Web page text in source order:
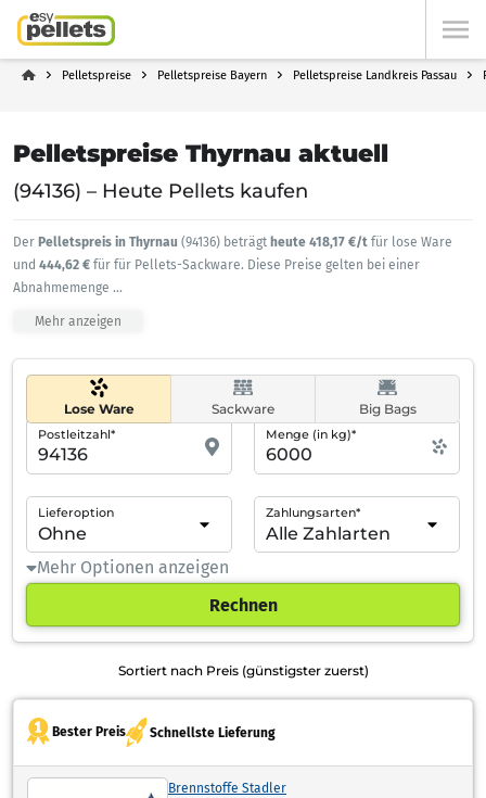
Pelletspreise Pelletspreise Bayern Pelletspreise Landkreis Passau
Pelletspreise Thyrnau aktuell
(94136) – Heute Pellets kaufen
Der Pelletspreis in Thyrnau (94136) beträgt heute 418,17 €/t für lose Ware
und 444,62 € für für Pellets-Sackware. Diese Preise gelten bei einer
Abnahmemenge ...
Mehr anzeigen
Lose Ware Sackware Big Bags
Postleitzahl* Menge (in kg)*
Lieferoption Zahlungsarten*
Mehr Optionen anzeigen
Rechnen
Sortiert nach Preis (günstigster zuerst)
Bester Preis Schnellste Lieferung
Brennstoffe Stadler